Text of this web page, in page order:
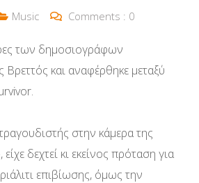
Music Comments : 0
των δημοσιογράφων
και αναφέρθηκε μεταξύ
στην κάμερα της
δεχτεί κι εκείνος πρόταση για
επιβίωσης, όμως την